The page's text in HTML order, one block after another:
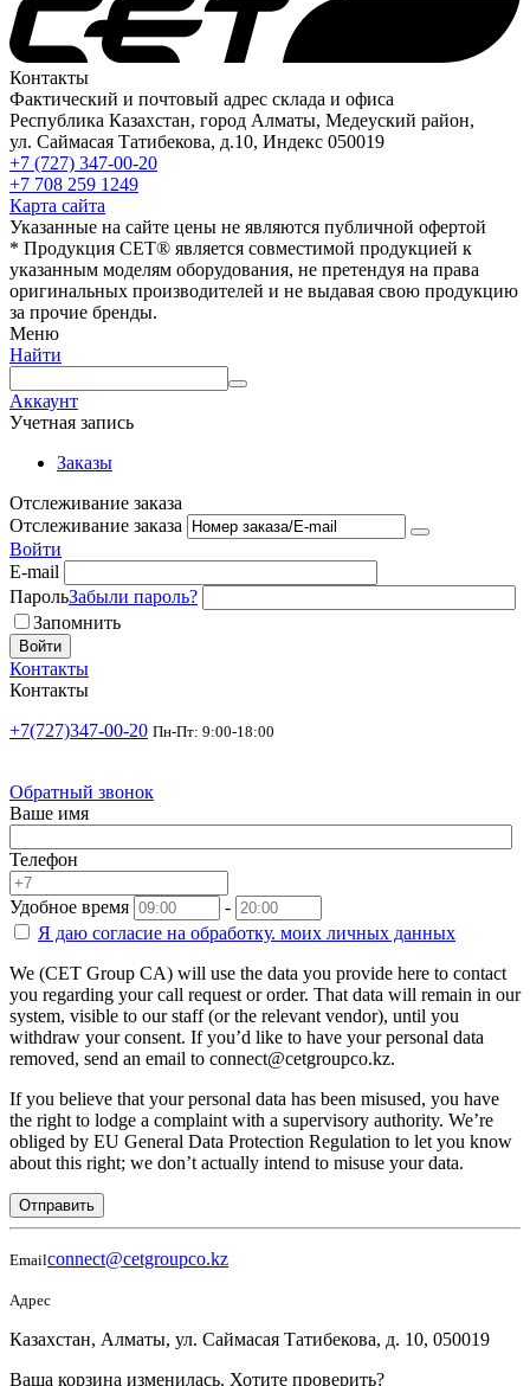
Контакты
Фактический и почтовый адрес склада и офиса
Республика Казахстан, город Алматы, Медеуский район,
ул. Саймасая Татибекова, д.10, Индекс 050019
+7 (727) 347-00-20
+7 708 259 1249
Карта сайта
Указанные на сайте цены не являются публичной офертой
* Продукция СЕТ® является совместимой продукцией к
указанным моделям оборудования, не претендуя на права
оригинальных производителей и не выдавая свою продукцию
за прочие бренды.
Меню
Найти
Аккаунт
Учетная запись
Заказы
Отслеживание заказа
Отслеживание заказа
Войти
E-mail
ПарольЗабыли пароль?
Запомнить
Войти
Контакты
Контакты
+7(727)347-00-20 Пн-Пт: 9:00-18:00
Обратный звонок
Ваше имя
Телефон
Удобное время
-
Я даю согласие на обработку. моих личных данных
We (CET Group CA) will use the data you provide here to contact
you regarding your call request or order. That data will remain in our
system, visible to our staff (or the relevant vendor), until you
withdraw your consent. If you’d like to have your personal data
removed, send an email to connect@cetgroupco.kz.
If you believe that your personal data has been misused, you have
the right to lodge a complaint with a supervisory authority. We’re
obliged by EU General Data Protection Regulation to let you know
about this right; we don’t actually intend to misuse your data.
Отправить
Emailconnect@cetgroupco.kz
Адрес
Казахстан, Алматы, ул. Саймасая Татибекова, д. 10, 050019
Ваша корзина изменилась. Хотите проверить?